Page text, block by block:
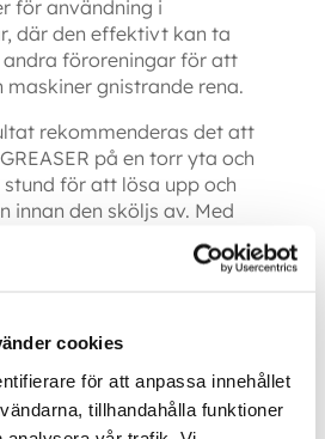
cookies
för att anpassa innehållet
tillhandahålla funktioner
för användning i
där den effektivt kan ta
föroreningar för att
gnistrande rena.
rekommenderas det att
på en torr yta och
för att lösa upp och
innan den sköljs av. Med
kan du vara säker på att få